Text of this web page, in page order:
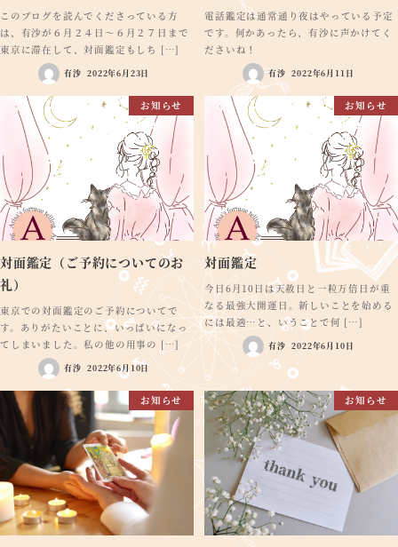
このブログを読んでくださっている方
は、有沙が６月２４日～６月２７日まで
東京に滞在して、対面鑑定もしち […]
有沙 2022年6月23日
電話鑑定は通常通り夜はやっている予定
です。何かあったら、有沙に声かけてく
ださいね！
有沙 2022年6月11日
お知らせ
対面鑑定（ご予約についてのお
礼）
東京での対面鑑定のご予約についてで
す。ありがたいことに、いっぱいになっ
てしまいました。私の他の用事の […]
有沙 2022年6月10日
お知らせ
対面鑑定
今日6月10日は天赦日と一粒万倍日が重
なる最強大開運日。新しいことを始める
には最適…と、いうことで何 […]
有沙 2022年6月10日
お知らせ お知らせ